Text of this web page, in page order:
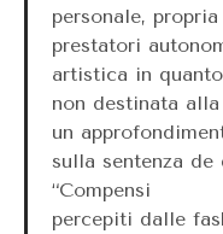
personale,
prestatori
artistica in quanto
non destinata
un
sulla sentenza de
“Compensi
percepiti dalle